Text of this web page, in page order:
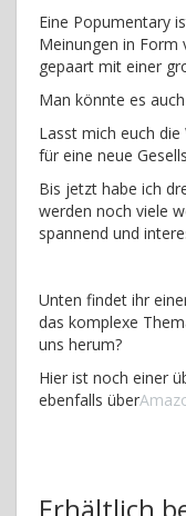
Eine Popumentary
Meinungen in Form
gepaart mit einer
Man könnte es
Lasst mich euch
für eine neue
Bis jetzt habe ich
werden noch viele
spannend und
Unten findet ihr
das komplexe
uns herum?
Hier ist noch einer
ebenfalls über
Erhältlich